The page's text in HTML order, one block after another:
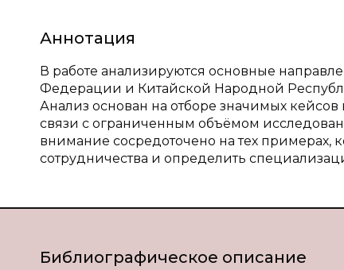
Аннотация
В работе анализируются основные
Федерации и Китайской Народной
Анализ основан на отборе значимых
связи с ограниченным объёмом
внимание сосредоточено на тех примерах,
сотрудничества и определить
Библиографическое описание